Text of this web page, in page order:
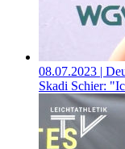
08.07.2023 |
Skadi Schier: